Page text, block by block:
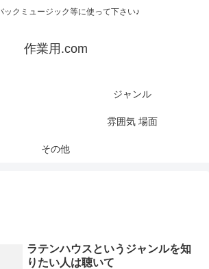
ックミュージック等に使って下さい♪
作業用.com
ジャンル
雰囲気 場面
その他
ラテンハウスというジャンルを知
りたい人は聴いて